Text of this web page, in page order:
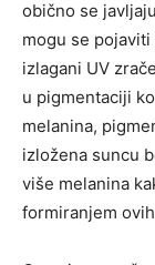
obično se
mogu se
izlagani UV
u pigmentaciji
melanina,
izložena suncu
više melanina
formiranjem